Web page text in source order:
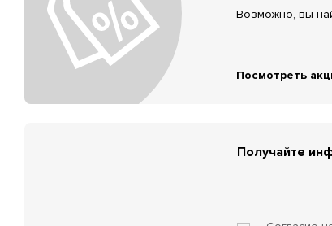
Возможно, вы
Посмотреть
Получайте